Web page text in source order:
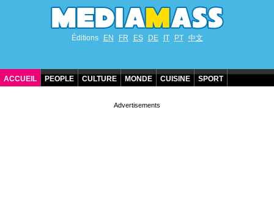
Éditions EN FR ES DE IT PT 中文
ACCUEIL PEOPLE CULTURE MONDE CUISINE SPORT